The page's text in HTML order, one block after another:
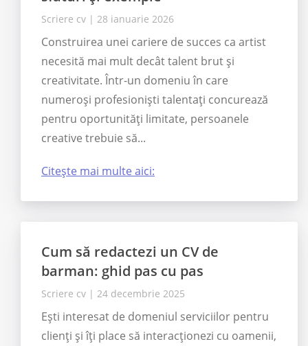
Scriere cv | 28 ianuarie 2026
Construirea unei cariere de succes ca artist
necesită mai mult decât talent brut și
creativitate. Într-un domeniu în care
numeroși profesioniști talentați concurează
pentru oportunități limitate, persoanele
creative trebuie să...
Citește mai multe aici:
Cum să redactezi un CV de
barman: ghid pas cu pas
Scriere cv | 24 decembrie 2025
Ești interesat de domeniul serviciilor pentru
clienți și îți place să interacționezi cu oamenii,